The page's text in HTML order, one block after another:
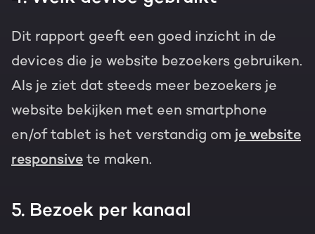
Dit rapport geeft een goed inzicht in de
devices die je website bezoekers gebruiken.
Als je ziet dat steeds meer bezoekers je
website bekijken met een smartphone
en/of tablet is het verstandig om je website
responsive te maken.
5. Bezoek per kanaal